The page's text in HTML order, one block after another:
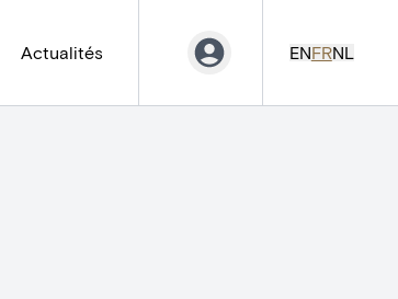
Actualités ENFRNL